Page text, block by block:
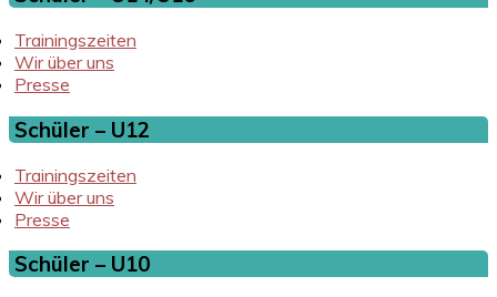
Trainingszeiten
Wir über uns
Presse
Schüler – U12
Trainingszeiten
Wir über uns
Presse
Schüler – U10